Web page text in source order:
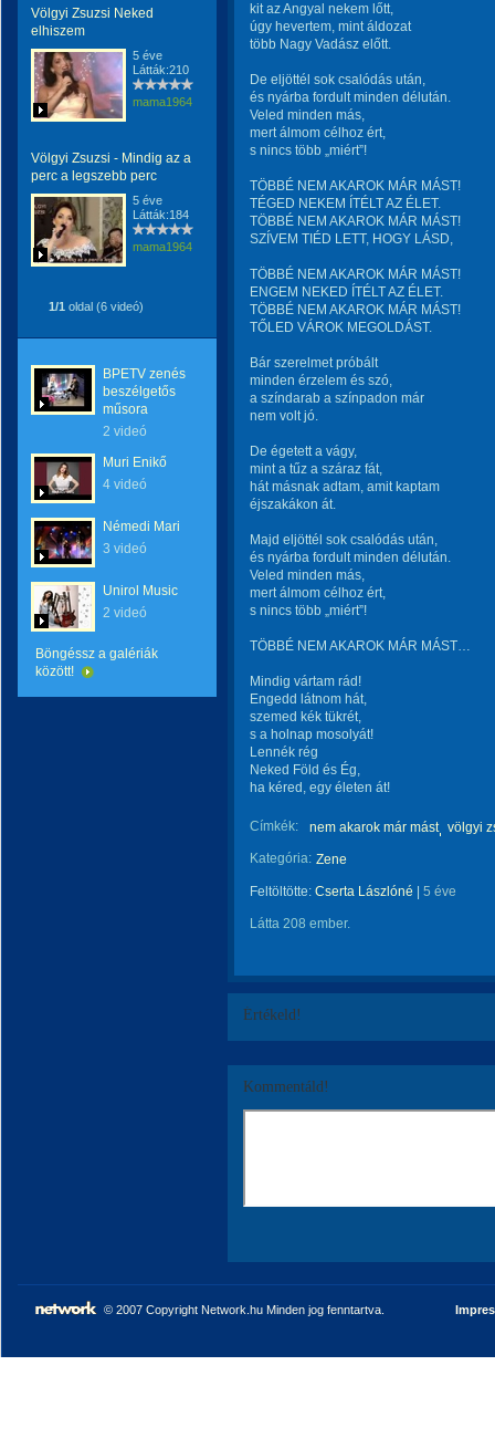
Völgyi Zsuzsi Neked
elhiszem
5 éve
Látták:210
mama1964
Völgyi Zsuzsi - Mindig az a
perc a legszebb perc
5 éve
Látták:184
mama1964
1/1 oldal (6 videó)
BPETV zenés
beszélgetős
műsora
2 videó
Muri Enikő
4 videó
Némedi Mari
3 videó
Unirol Music
2 videó
Böngéssz a galériák
között!
kit az Angyal nekem lőtt,
úgy hevertem, mint áldozat
több Nagy Vadász előtt.
De eljöttél sok csalódás után,
és nyárba fordult minden délután.
Veled minden más,
mert álmom célhoz ért,
s nincs több „miért”!
TÖBBÉ NEM AKAROK MÁR MÁST!
TÉGED NEKEM ÍTÉLT AZ ÉLET.
TÖBBÉ NEM AKAROK MÁR MÁST!
SZÍVEM TIÉD LETT, HOGY LÁSD,
TÖBBÉ NEM AKAROK MÁR MÁST!
ENGEM NEKED ÍTÉLT AZ ÉLET.
TÖBBÉ NEM AKAROK MÁR MÁST!
TŐLED VÁROK MEGOLDÁST.
Bár szerelmet próbált
minden érzelem és szó,
a színdarab a színpadon már
nem volt jó.
De égetett a vágy,
mint a tűz a száraz fát,
hát másnak adtam, amit kaptam
éjszakákon át.
Majd eljöttél sok csalódás után,
és nyárba fordult minden délután.
Veled minden más,
mert álmom célhoz ért,
s nincs több „miért”!
TÖBBÉ NEM AKAROK MÁR MÁST…
Mindig vártam rád!
Engedd látnom hát,
szemed kék tükrét,
s a holnap mosolyát!
Lennék rég
Neked Föld és Ég,
ha kéred, egy életen át!
Címkék: nem akarok már mást völgyi
Kategória: Zene
Feltöltötte: Cserta Lászlóné 5 éve
Látta 208 ember.
Értékeld!
Kommentáld!
© 2007 Copyright Network.hu Minden jog fenntartva.